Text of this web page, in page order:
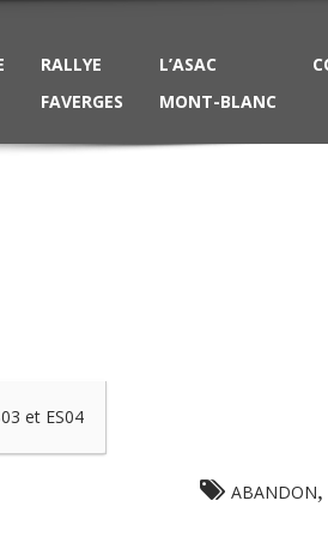
RALLYE
FAVERGES
L’ASAC
MONT-BLANC
et ES04
ABANDON,